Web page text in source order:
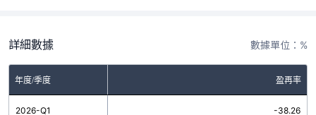
詳細數據 數據單位：%
年度/季度 盈再率
2026-Q1 -38.26